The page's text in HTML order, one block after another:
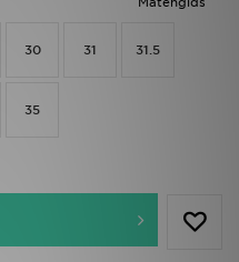
30 31 31.5
35